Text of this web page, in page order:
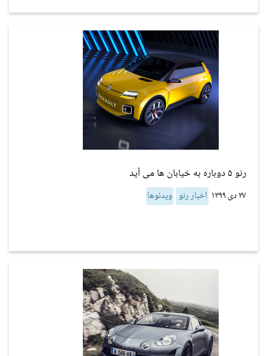
رنو ۵ دوباره به خیابان ها می آید
۲۷ دی ۱۳۹۹ اخبار رنو ویدئوها